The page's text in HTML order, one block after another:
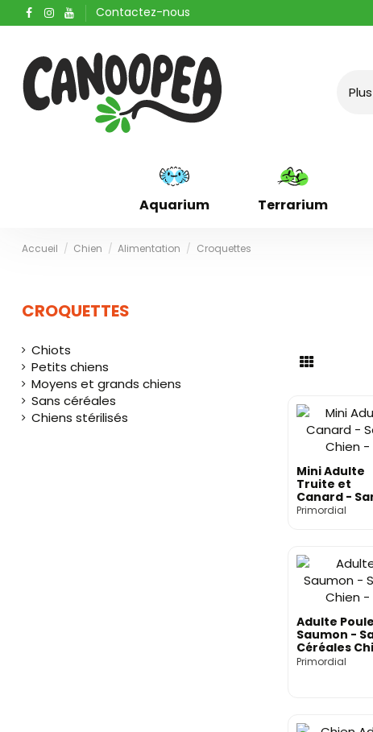
Contactez-nous
Aquarium Terrarium
Accueil Chien Alimentation Croquettes
Mini Adulte
Truite et
Canard -
Céréales
Primordial
Adulte
Saumon -
Céréales
Primordial
Primordial
CROQUETTES
Chiots
Petits chiens
Moyens et grands chiens
Sans céréales
Chiens stérilisés